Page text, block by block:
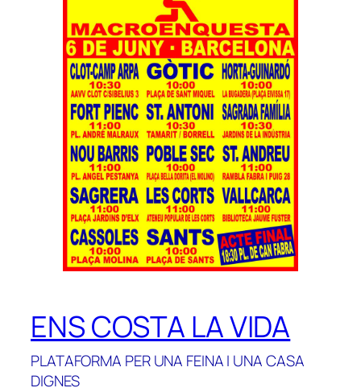
ENS COSTA LA VIDA
PLATAFORMA PER UNA FEINA I UNA CASA
DIGNES